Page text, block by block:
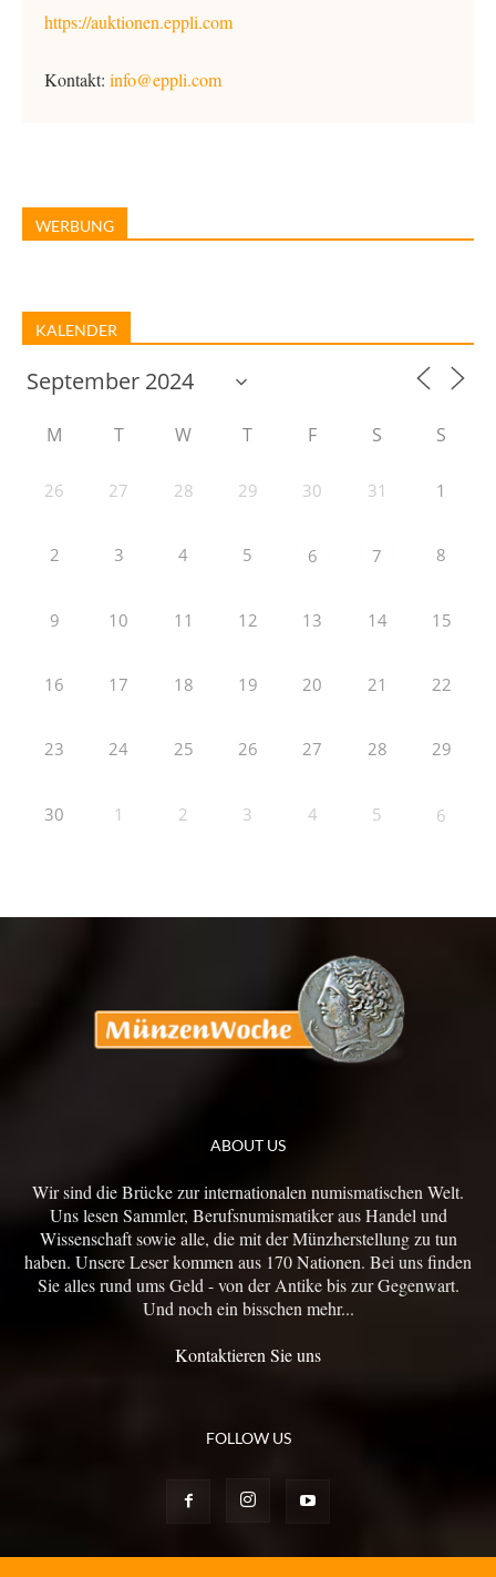
https://auktionen.eppli.com
Kontakt: info@eppli.com
WERBUNG
KALENDER
M T W T F S S
26 27 28 29 30 31 1
2 3 4 5 6 7 8
9 10 11 12 13 14 15
16 17 18 19 20 21 22
23 24 25 26 27 28 29
30 1 2 3 4 5 6
ABOUT US
Wir sind die Brücke zur internationalen numismatischen Welt.
Uns lesen Sammler, Berufsnumismatiker aus Handel und
Wissenschaft sowie alle, die mit der Münzherstellung zu tun
haben. Unsere Leser kommen aus 170 Nationen. Bei uns finden
Sie alles rund ums Geld - von der Antike bis zur Gegenwart.
Und noch ein bisschen mehr...
Kontaktieren Sie uns
FOLLOW US